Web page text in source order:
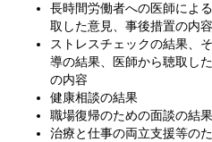
長時間労働者への医師によ
取した意見、事後措置の内容
ストレスチェックの結果、
導の結果、医師から聴取し
の内容
健康相談の結果
職場復帰のための面談の結果
治療と仕事の両立支援等の